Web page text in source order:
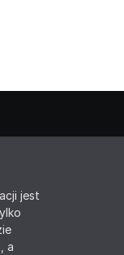
jest
a